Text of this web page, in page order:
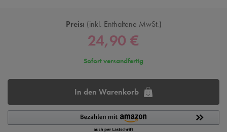
Preis: inkl. Enthaltene MwSt.
24,90 €
Sofort versandfertig
In den Warenkorb